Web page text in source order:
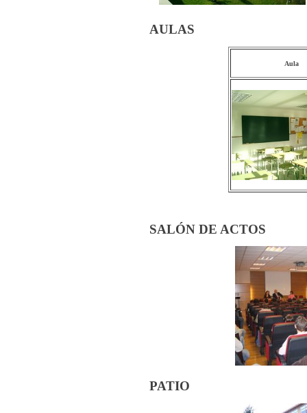
AULAS
Aula
SALÓN DE ACTOS
PATIO